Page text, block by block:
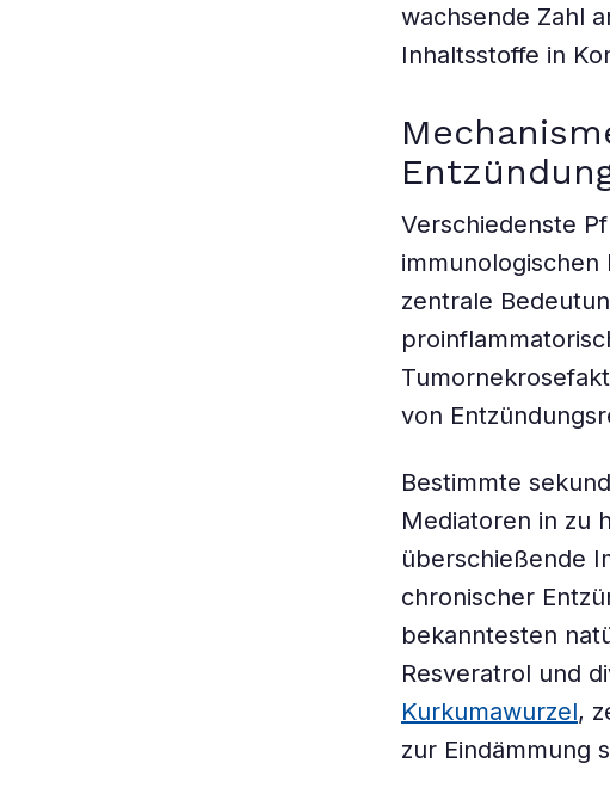
wachsende Zahl
Inhaltsstoffe in
Verschiedenste
immunologischen
zentrale
von
Bestimmte
Mediatoren in zu
überschießende
chronischer
bekanntesten
Resveratrol und
Kurkumawurzel,
zur Eindämmung